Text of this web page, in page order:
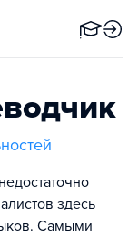
здесь
Самыми